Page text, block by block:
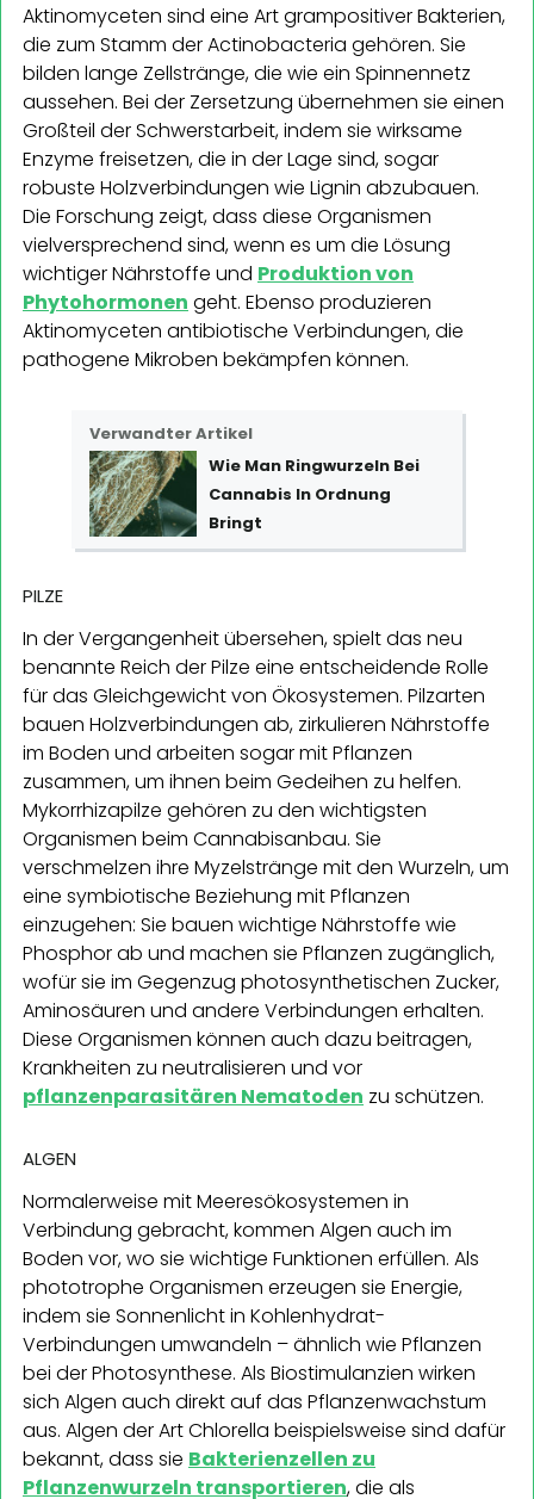
Aktinomyceten sind eine Art grampositiver Bakterien,
die zum Stamm der Actinobacteria gehören. Sie
bilden lange Zellstränge, die wie ein Spinnennetz
aussehen. Bei der Zersetzung übernehmen sie einen
Großteil der Schwerstarbeit, indem sie wirksame
Enzyme freisetzen, die in der Lage sind, sogar
robuste Holzverbindungen wie Lignin abzubauen.
Die Forschung zeigt, dass diese Organismen
vielversprechend sind, wenn es um die Lösung
wichtiger Nährstoffe und Produktion von
Phytohormonen geht. Ebenso produzieren
Aktinomyceten antibiotische Verbindungen, die
pathogene Mikroben bekämpfen können.
Verwandter Artikel
Wie Man Ringwurzeln Bei
Cannabis In Ordnung
Bringt
PILZE
In der Vergangenheit übersehen, spielt das neu
benannte Reich der Pilze eine entscheidende Rolle
für das Gleichgewicht von Ökosystemen. Pilzarten
bauen Holzverbindungen ab, zirkulieren Nährstoffe
im Boden und arbeiten sogar mit Pflanzen
zusammen, um ihnen beim Gedeihen zu helfen.
Mykorrhizapilze gehören zu den wichtigsten
Organismen beim Cannabisanbau. Sie
verschmelzen ihre Myzelstränge mit den Wurzeln, um
eine symbiotische Beziehung mit Pflanzen
einzugehen: Sie bauen wichtige Nährstoffe wie
Phosphor ab und machen sie Pflanzen zugänglich,
wofür sie im Gegenzug photosynthetischen Zucker,
Aminosäuren und andere Verbindungen erhalten.
Diese Organismen können auch dazu beitragen,
Krankheiten zu neutralisieren und vor
pflanzenparasitären Nematoden zu schützen.
ALGEN
Normalerweise mit Meeresökosystemen in
Verbindung gebracht, kommen Algen auch im
Boden vor, wo sie wichtige Funktionen erfüllen. Als
phototrophe Organismen erzeugen sie Energie,
indem sie Sonnenlicht in Kohlenhydrat-
Verbindungen umwandeln – ähnlich wie Pflanzen
bei der Photosynthese. Als Biostimulanzien wirken
sich Algen auch direkt auf das Pflanzenwachstum
aus. Algen der Art Chlorella beispielsweise sind dafür
bekannt, dass sie Bakterienzellen zu
Pflanzenwurzeln transportieren, die als